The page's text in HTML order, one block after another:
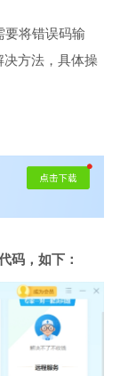
要将错误码输
决方法，具体操
码，如下：